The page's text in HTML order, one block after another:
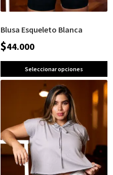
Blusa Esqueleto Blanca
$44.000
Seleccionar opciones